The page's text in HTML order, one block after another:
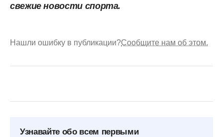
свежие новости спорта.
Нашли ошибку в публикации?Сообщите нам об этом.
Узнавайте обо всем первыми